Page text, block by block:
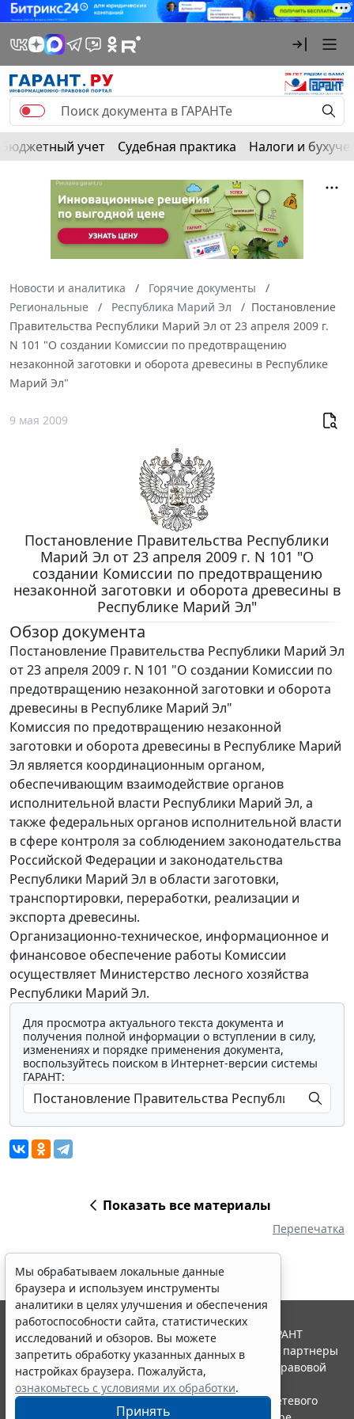
Бюджетный учет Судебная практика Налоги и
Новости и аналитика
Горячие документы
Региональные
Республика Марий Эл
Постановление
Правительства Республики Марий Эл от 23 апреля 2009 г.
N 101 "О создании Комиссии по предотвращению
незаконной заготовки и оборота древесины в Республике
Марий Эл"
9 мая 2009
Постановление Правительства Республики
Марий Эл от 23 апреля 2009 г. N 101 "О
создании Комиссии по предотвращению
незаконной заготовки и оборота древесины в
Республике Марий Эл"
Обзор документа
Постановление Правительства Республики Марий Эл
от 23 апреля 2009 г. N 101 "О создании Комиссии по
предотвращению незаконной заготовки и оборота
древесины в Республике Марий Эл"
Комиссия по предотвращению незаконной
заготовки и оборота древесины в Республике Марий
Эл является координационным органом,
обеспечивающим взаимодействие органов
исполнительной власти Республики Марий Эл, а
также федеральных органов исполнительной власти
в сфере контроля за соблюдением законодательства
Российской Федерации и законодательства
Республики Марий Эл в области заготовки,
транспортировки, переработки, реализации и
экспорта древесины.
Организационно-техническое, информационное и
финансовое обеспечение работы Комиссии
осуществляет Министерство лесного хозяйства
Республики Марий Эл.
Для просмотра актуального текста документа и
получения полной информации о вступлении в силу,
изменениях и порядке применения документа,
воспользуйтесь поиском в Интернет-версии системы
ГАРАНТ:
Показать все материалы
Перепечатка
Мы обрабатываем локальные данные
браузера и используем инструменты
аналитики в целях улучшения и обеспечения
работоспособности сайта, статистических
исследований и обзоров. Вы можете
запретить обработку указанных данных в
настройках браузера. Пожалуйста,
ознакомьтесь с условиями их обработки.
Принять
© ООО "НПП "ГАРАНТ-СЕРВИС", 2026. Система ГАРАНТ
выпускается с 1990 года. Компания "Гарант" и ее партнеры
являются участниками Российской ассоциации правовой
информации ГАРАНТ.
Портал ГАРАНТ.РУ зарегистрирован в качестве сетевого